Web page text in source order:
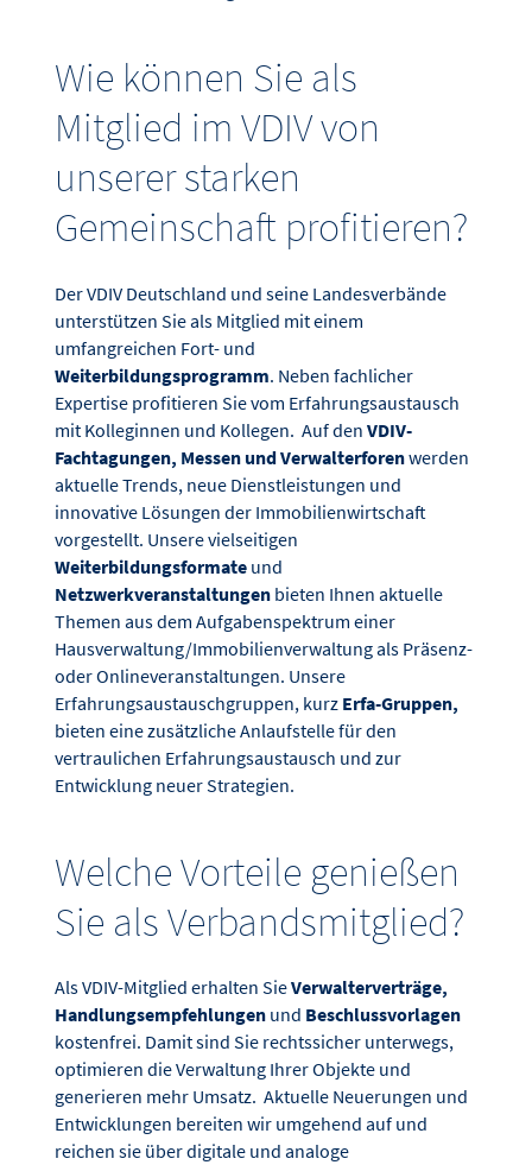
Wie können Sie als
Mitglied im VDIV von
unserer starken
Gemeinschaft profitieren?
Der VDIV Deutschland und seine Landesverbände
unterstützen Sie als Mitglied mit einem
umfangreichen Fort- und
Weiterbildungsprogramm. Neben fachlicher
Expertise profitieren Sie vom Erfahrungsaustausch
mit Kolleginnen und Kollegen. Auf den VDIV-
Fachtagungen, Messen und Verwalterforenwerden
aktuelle Trends, neue Dienstleistungen und
innovative Lösungen der Immobilienwirtschaft
vorgestellt. Unsere vielseitigen
Weiterbildungsformate und
Netzwerkveranstaltungen bieten Ihnen aktuelle
Themen aus dem Aufgabenspektrum einer
Hausverwaltung/Immobilienverwaltung als Präsenz-
oder Onlineveranstaltungen. Unsere
Erfahrungsaustauschgruppen, kurz Erfa-Gruppen,
bieten eine zusätzliche Anlaufstelle für den
vertraulichen Erfahrungsaustausch und zur
Entwicklung neuer Strategien.
Welche Vorteile genießen
Sie als Verbandsmitglied?
Als VDIV-Mitglied erhalten SieVerwalterverträge,
Handlungsempfehlungen und Beschlussvorlagen
kostenfrei. Damit sind Sie rechtssicher unterwegs,
optimieren die Verwaltung Ihrer Objekte und
generieren mehr Umsatz. Aktuelle Neuerungen und
Entwicklungen bereiten wir umgehend auf und
reichen sie über digitale und analoge